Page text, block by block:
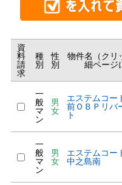
資
料
請
求
種
別
性
別
物件名（クリ
細ページ
一
般
マ
ン
男
女
エステムコー
前ＯＢＰリバ
ト
一
般
マ
ン
男
女
エステムコー
中之島南